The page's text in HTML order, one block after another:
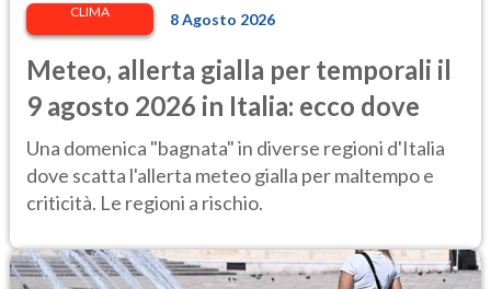
CLIMA 8 Agosto 2026
Meteo, allerta gialla per temporali il
9 agosto 2026 in Italia: ecco dove
Una domenica "bagnata" in diverse regioni d'Italia
dove scatta l'allerta meteo gialla per maltempo e
criticità. Le regioni a rischio.